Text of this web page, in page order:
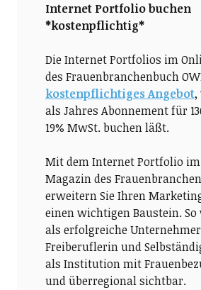
Internet Portfolio buchen
*kostenpflichtig*
Die Internet Portfolios im
des Frauenbranchenbuch
kostenpflichtiges Angebot,
als Jahres Abonnement für
19% MwSt. buchen läßt.
Mit dem Internet Portfolio
Magazin des
erweitern Sie Ihren
einen wichtigen Baustein. So
als erfolgreiche
Freiberuflerin und
als Institution mit
und überregional sichtbar.